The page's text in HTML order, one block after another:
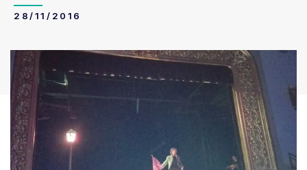
28/11/2016